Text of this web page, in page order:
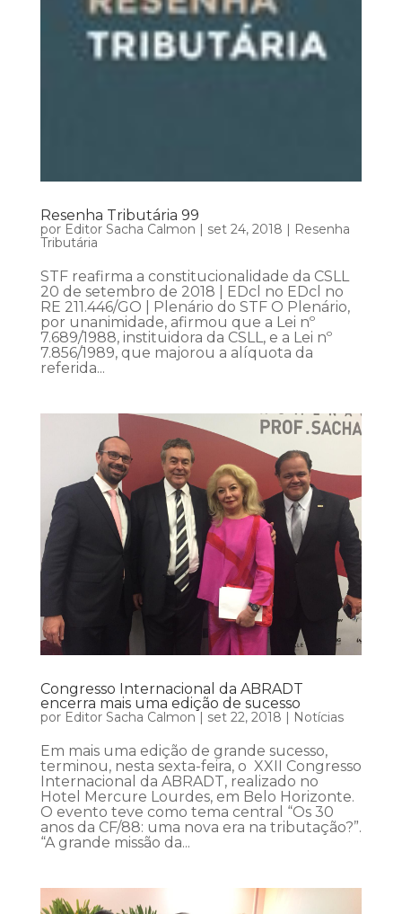
Resenha Tributária 99
por Editor Sacha Calmon | set 24, 2018 | Resenha
Tributária
STF reafirma a constitucionalidade da CSLL
20 de setembro de 2018 | EDcl no EDcl no
RE 211.446/GO | Plenário do STF O Plenário,
por unanimidade, afirmou que a Lei nº
7.689/1988, instituidora da CSLL, e a Lei nº
7.856/1989, que majorou a alíquota da
referida...
Congresso Internacional da ABRADT
encerra mais uma edição de sucesso
por Editor Sacha Calmon | set 22, 2018 | Notícias
Em mais uma edição de grande sucesso,
terminou, nesta sexta-feira, o XXII Congresso
Internacional da ABRADT, realizado no
Hotel Mercure Lourdes, em Belo Horizonte.
O evento teve como tema central “Os 30
anos da CF/88: uma nova era na tributação?”.
“A grande missão da...